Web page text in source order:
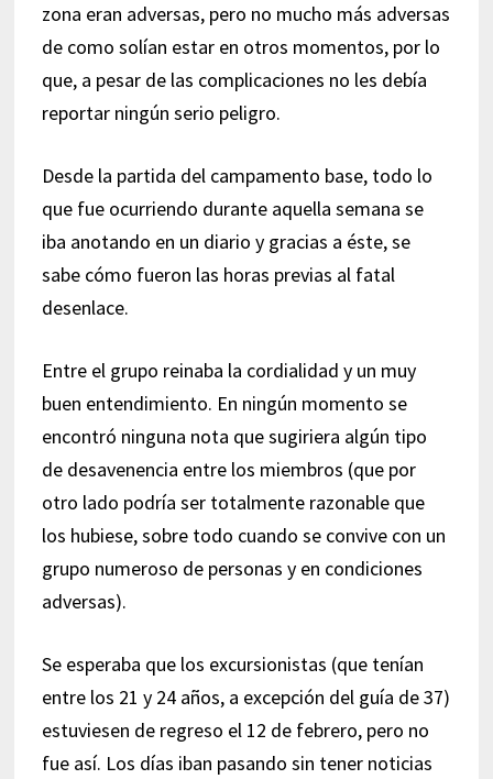
zona eran adversas, pero no mucho más adversas
de como solían estar en otros momentos, por lo
que, a pesar de las complicaciones no les debía
reportar ningún serio peligro.
Desde la partida del campamento base, todo lo
que fue ocurriendo durante aquella semana se
iba anotando en un diario y gracias a éste, se
sabe cómo fueron las horas previas al fatal
desenlace.
Entre el grupo reinaba la cordialidad y un muy
buen entendimiento. En ningún momento se
encontró ninguna nota que sugiriera algún tipo
de desavenencia entre los miembros (que por
otro lado podría ser totalmente razonable que
los hubiese, sobre todo cuando se convive con un
grupo numeroso de personas y en condiciones
adversas).
Se esperaba que los excursionistas (que tenían
entre los 21 y 24 años, a excepción del guía de 37)
estuviesen de regreso el 12 de febrero, pero no
fue así. Los días iban pasando sin tener noticias